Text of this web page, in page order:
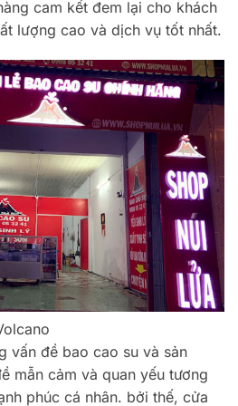
cam kết đem lại cho khách
lượng cao và dịch vụ tốt nhất.
vấn đề bao cao su và sản
mẫn cảm và quan yếu tương
phúc cá nhân. bởi thế, cửa